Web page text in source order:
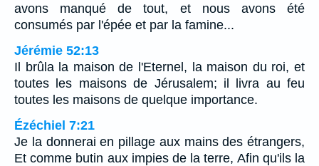
avons manqué de tout, et nous avons été
consumés par l'épée et par la famine...
Jérémie 52:13
Il brûla la maison de l'Eternel, la maison du roi, et
toutes les maisons de Jérusalem; il livra au feu
toutes les maisons de quelque importance.
Ézéchiel 7:21
Je la donnerai en pillage aux mains des étrangers,
Et comme butin aux impies de la terre, Afin qu'ils la